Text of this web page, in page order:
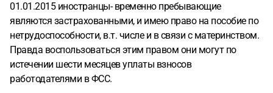
01.01.2015 иностранцы- временно пребывающие
являются застрахованными, и имею право на пособие по
нетрудоспособности, в.т. числе и в связи с материнством.
Правда воспользоваться этим правом они могут по
истечении шести месяцев уплаты взносов
работодателями в ФСС.